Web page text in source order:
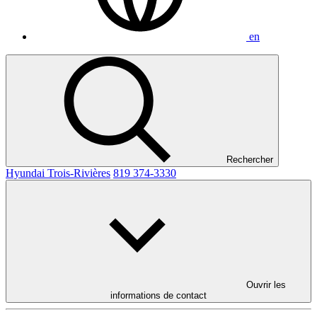
en
Rechercher
Hyundai Trois-Rivières 819 374-3330
Ouvrir les
informations de contact